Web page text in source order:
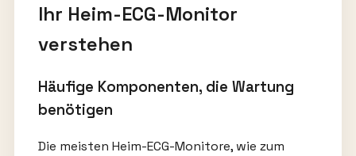
Ihr Heim-ECG-Monitor
verstehen
Häufige Komponenten, die Wartung
benötigen
Die meisten Heim-ECG-Monitore, wie zum